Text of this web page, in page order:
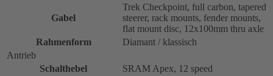
Gabel
Trek Checkpoint, full carbon, tapered
steerer, rack mounts, fender mounts,
flat mount disc, 12x100mm thru axle
Rahmenform
Diamant / klassisch
Antrieb
Schalthebel
SRAM Apex, 12 speed